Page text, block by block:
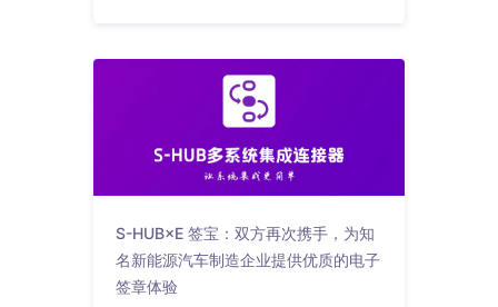
S-HUB×E 签宝：双方再次携手，为知
名新能源汽车制造企业提供优质的电子
签章体验